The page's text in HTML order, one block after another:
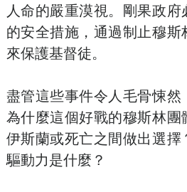
人命的嚴重漠視。剛果政
的安全措施，通過制止穆
來保護基督徒。
盡管這些事件令人毛骨悚然
為什麼這個好戰的穆斯林團
伊斯蘭或死亡之間做出選擇
驅動力是什麼？